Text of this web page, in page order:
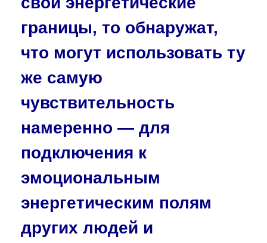
границы, то обнаружат,
что могут использовать ту
же самую
чувствительность
намеренно — для
подключения к
эмоциональным
энергетическим полям
других людей и